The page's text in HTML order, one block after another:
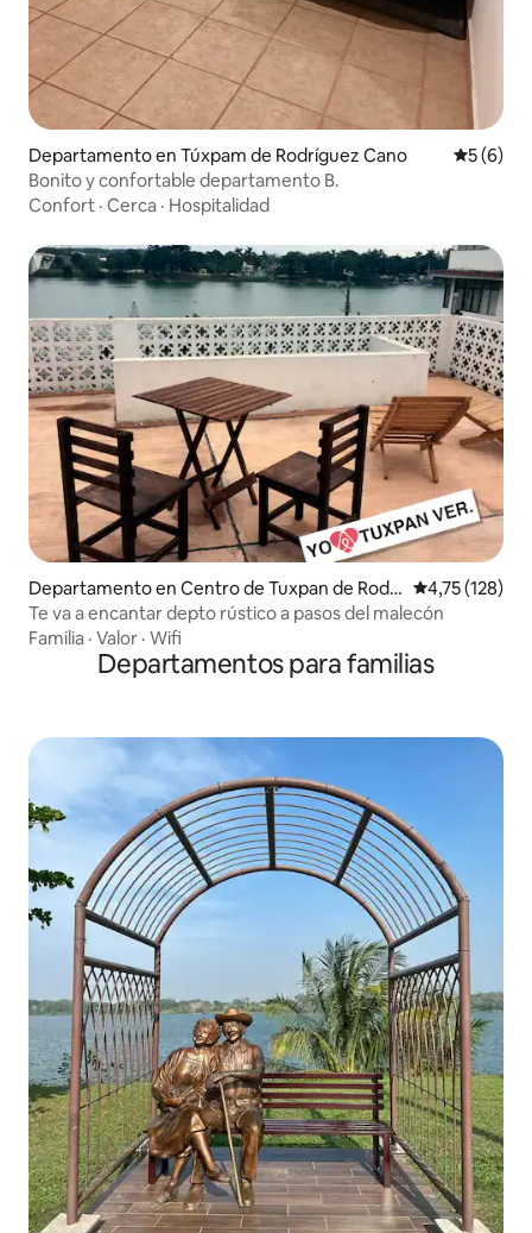
Departamento en Túxpam de Rodríguez Cano
5 (6)
Bonito y confortable departamento B.
Confort · Cerca · Hospitalidad
Departamento en Centro de Tuxpan de Rodrí
guez Cano
Calificación
4,75 (128)
Te va a encantar depto rústico a pasos del malecón
Familia · Valor · Wifi
Departamentos para familias